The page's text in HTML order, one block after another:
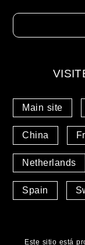
Main site
China
Netherlands
Spain
Este sitio está